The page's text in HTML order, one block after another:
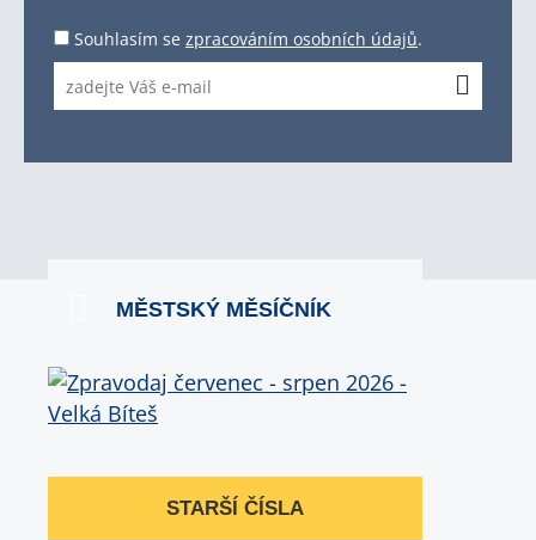
Souhlasím se zpracováním osobních údajů.
MĚSTSKÝ MĚSÍČNÍK
STARŠÍ ČÍSLA